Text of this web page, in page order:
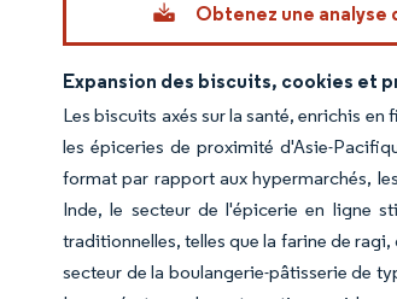
Obtenez une
Expansion des biscuits, cookies et
Les biscuits axés sur la santé, enrichis
les épiceries de proximité d'Asie-
format par rapport aux hypermarchés,
Inde, le secteur de l'épicerie en ligne
traditionnelles, telles que la farine de
secteur de la boulangerie-pâtisserie de